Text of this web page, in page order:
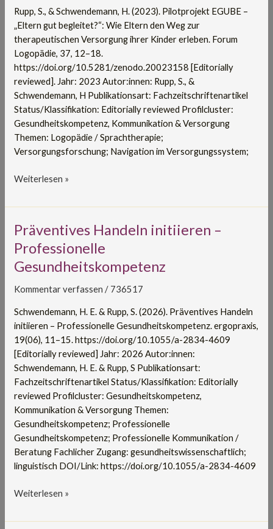
Rupp, S., & Schwendemann, H. (2023). Pilotprojekt EGUBE –
„Eltern gut begleitet?“: Wie Eltern den Weg zur
therapeutischen Versorgung ihrer Kinder erleben. Forum
Logopädie, 37, 12–18.
https://doi.org/10.5281/zenodo.20023158 [Editorially
reviewed]. Jahr: 2023 Autor:innen: Rupp, S., &
Schwendemann, H Publikationsart: Fachzeitschriftenartikel
Status/Klassifikation: Editorially reviewed Profilcluster:
Gesundheitskompetenz, Kommunikation & Versorgung
Themen: Logopädie / Sprachtherapie;
Versorgungsforschung; Navigation im Versorgungssystem;
Eltern
den
Weg
zur
therapeutischen
Versorgung
ihrer
Kinder
erleben
Weiterlesen »
Präventives Handeln initiieren –
Professionelle
Gesundheitskompetenz
Kommentar verfassen / 736517
Schwendemann, H. E. & Rupp, S. (2026). Präventives Handeln
initiieren – Professionelle Gesundheitskompetenz. ergopraxis,
19(06), 11–15. https://doi.org/10.1055/a-2834-4609
[Editorially reviewed] Jahr: 2026 Autor:innen:
Schwendemann, H. E. & Rupp, S Publikationsart:
Fachzeitschriftenartikel Status/Klassifikation: Editorially
reviewed Profilcluster: Gesundheitskompetenz,
Kommunikation & Versorgung Themen:
Gesundheitskompetenz; Professionelle
Gesundheitskompetenz; Professionelle Kommunikation /
Beratung Fachlicher Zugang: gesundheitswissenschaftlich;
linguistisch DOI/Link: https://doi.org/10.1055/a-2834-4609
Präventives
Handeln
initiieren
–
Weiterlesen »